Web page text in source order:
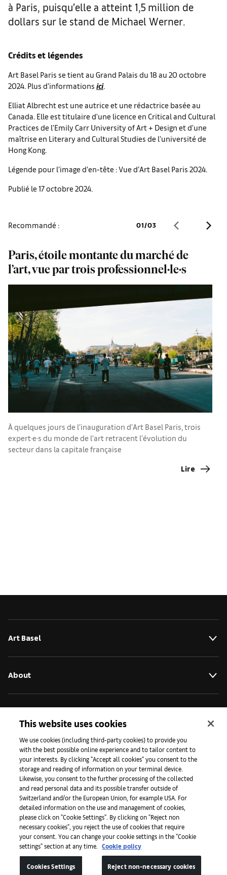
à Paris, puisqu’elle a atteint 1,5 million de
dollars sur le stand de Michael Werner.
Crédits et légendes
Art Basel Paris se tient au Grand Palais du 18 au 20 octobre
2024. Plus d’informations ici.
Elliat Albrecht est une autrice et une rédactrice basée au
Canada. Elle est titulaire d'une licence en Critical and Cultural
Practices de l'Emily Carr University of Art + Design et d'une
maîtrise en Literary and Cultural Studies de l'université de
Hong Kong.
Légende pour l’image d’en-tête : Vue d’Art Basel Paris 2024.
Publié le 17 octobre 2024.
Recommandé : 01/03
Paris, étoile montante du marché de
l’art, vue par trois professionnel·le·s
À quelques jours de l’inauguration d’Art Basel Paris, trois
expert·e·s du monde de l’art retracent l’évolution du
secteur dans la capitale française
Lire
Art Basel
About
Press
Apps
Legal
This website uses cookies
We use cookies (including third-party cookies) to provide you
with the best possible online experience and to tailor content to
your interests. By clicking "Accept all cookies" you consent to the
storage and reading of information on your terminal device.
Likewise, you consent to the further processing of the collected
and read personal data and its possible transfer outside of
Switzerland and/or the European Union, for example USA. For
detailed information on the use and management of cookies,
please click on "Cookie Settings". By clicking on "Reject non
necessary cookies", you reject the use of cookies that require
your consent. You can change your cookie settings in the "Cookie
settings" section at any time.
Cookie policy
Cookies Settings Reject non-necessary cookies